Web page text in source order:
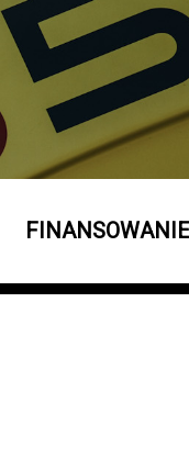
FINANSOWANIE